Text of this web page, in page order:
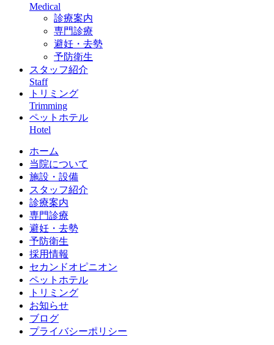
Medical
診療案内
専門診療
避妊・去勢
予防衛生
スタッフ紹介
Staff
トリミング
Trimming
ペットホテル
Hotel
ホーム
当院について
施設・設備
スタッフ紹介
診療案内
専門診療
避妊・去勢
予防衛生
採用情報
セカンドオピニオン
ペットホテル
トリミング
お知らせ
ブログ
プライバシーポリシー